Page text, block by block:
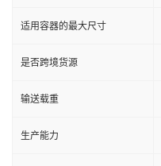
适用容器的最大尺寸
是否跨境货源
输送载重
生产能力